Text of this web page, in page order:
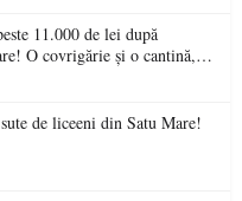
11.000 de lei după
O covrigărie și o cantină,
de liceeni din Satu Mare!